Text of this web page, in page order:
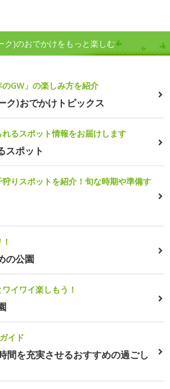
ク)のおでかけをもっと楽しむ
GW」の楽しみ方を紹介
ク)おでかけトピックス
るスポット情報をお届けします
スポット
りスポットを紹介！旬な時期や準備す
の公園
イワイ楽しもう！
イド
間を充実させるおすすめの過ごし